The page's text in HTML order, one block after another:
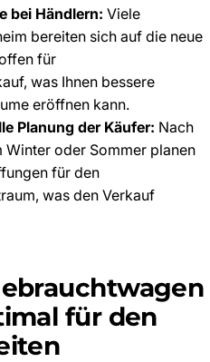
bei Händlern: Viele
bereiten sich auf die neue
für
was Ihnen bessere
eröffnen kann.
Planung der Käufer: Nach
oder Sommer planen
für den
was den Verkauf
für den